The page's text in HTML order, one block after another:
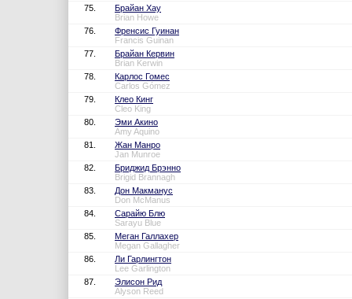
75.
Брайан Хау
Brian Howe
76.
Френсис Гуинан
Francis Guinan
77.
Брайан Кервин
Brian Kerwin
78.
Карлос Гомес
Carlos Gómez
79.
Клео Кинг
Cleo King
80.
Эми Акино
Amy Aquino
81.
Жан Манро
Jan Munroe
82.
Бриджид Брэнно
Brigid Brannagh
83.
Дон Макманус
Don McManus
84.
Сарайю Блю
Sarayu Blue
85.
Меган Галлахер
Megan Gallagher
86.
Ли Гарлингтон
Lee Garlington
87.
Элисон Рид
Alyson Reed